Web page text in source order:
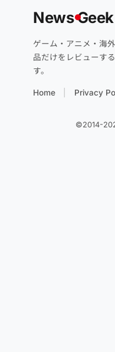
NewsG
ゲーム・アニメ・海
品だけをレビューす
す。
Home Privacy
©2014-